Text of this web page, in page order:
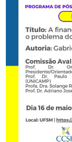
Ministério da Mulher, da
Secretaria-Geral
Secretaria de Governo
Gabinete de Segurança
Advocacia-Geral da